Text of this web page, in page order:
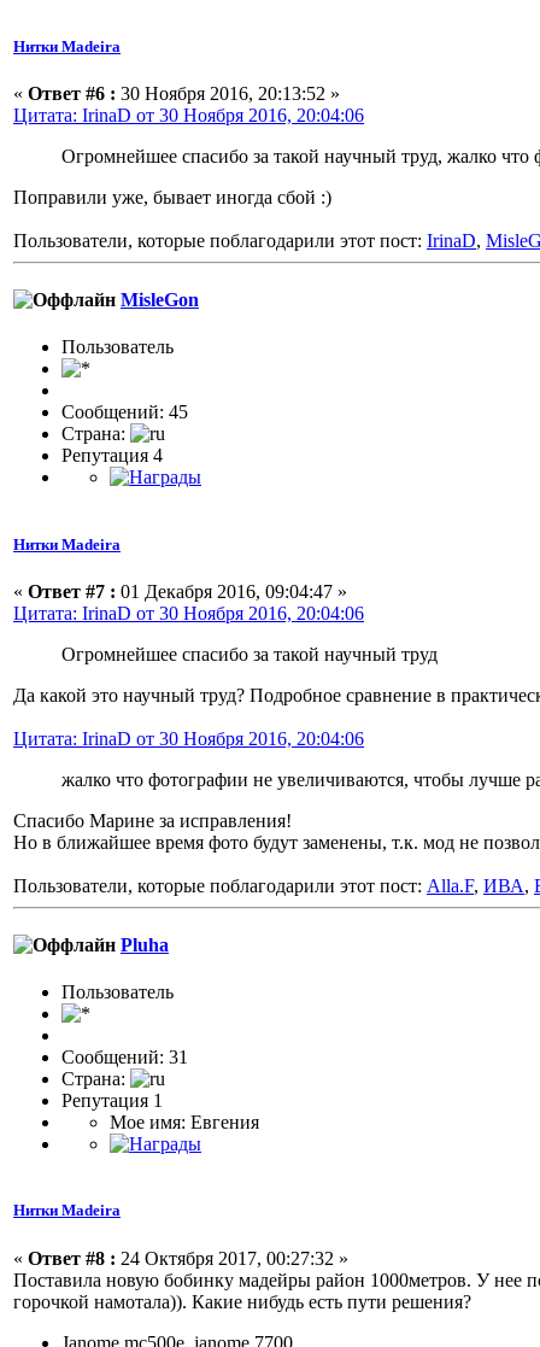
Нитки Madeira
« Ответ #6 : 30 Ноября 2016, 20:13:52 »
Цитата: IrinaD от 30 Ноября 2016, 20:04:06
Огромнейшее спасибо за такой научный труд, жалко
Поправили уже, бывает иногда сбой :)
Пользователи, которые поблагодарили этот пост: IrinaD,
MisleGon
Пользоватeль
Сообщений: 45
Страна:
Репутация 4
Нитки Madeira
« Ответ #7 : 01 Декабря 2016, 09:04:47 »
Цитата: IrinaD от 30 Ноября 2016, 20:04:06
Огромнейшее спасибо за такой научный труд
Да какой это научный труд? Подробное сравнение в
Цитата: IrinaD от 30 Ноября 2016, 20:04:06
жалко что фотографии не увеличиваются, чтобы лучше
Спасибо Марине за исправления!
Но в ближайшее время фото будут заменены, т.к. мод не
Пользователи, которые поблагодарили этот пост: Alla.F, ИВА,
Pluha
Пользоватeль
Сообщений: 31
Страна:
Репутация 1
Мое имя: Евгения
Нитки Madeira
« Ответ #8 : 24 Октября 2017, 00:27:32 »
Поставила новую бобинку мадейры район 1000метров. У нее
горочкой намотала)). Какие нибудь есть пути решения?
Janome mc500e, janome 7700